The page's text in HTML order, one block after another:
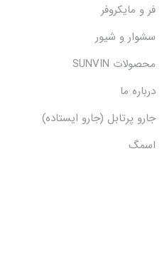
فر و مایکروفر
سشوار و شیور
محصولات SUNVIN
درباره ما
جارو پرتابل (جارو ایستاده)
اسمگ